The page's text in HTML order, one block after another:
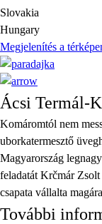
Slovakia
Hungary
Megjelenítés a
Ácsi Termál-
Komáromtól nem
uborkatermesztő
Magyarország
feladatát Krčmár
csapata vállalta
További